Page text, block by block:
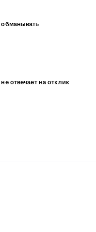
отвечает на отклик